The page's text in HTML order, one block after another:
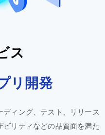
ス
リ 開発
ディング、 テスト、
リリース
ビリティ などの品質面を満た